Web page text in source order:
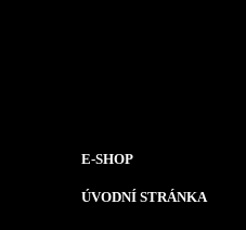
E-SHOP
ÚVODNÍ STRÁNKA